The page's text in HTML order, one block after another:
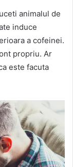
animalul de
induce
a cofeinei.
propriu. Ar
este facuta